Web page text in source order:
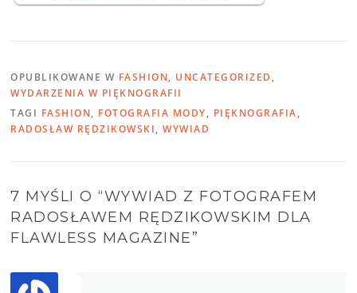
OPUBLIKOWANE W FASHION, UNCATEGORIZED ,
WYDARZENIA W PIĘKNOGRAFII
TAGI FASHION, FOTOGRAFIA MODY, PIĘKNOGRAFIA,
RADOSŁAW RĘDZIKOWSKI,WYWIAD
7 MYŚLI O “WYWIAD Z FOTOGRAFEM
RADOSŁAWEM RĘDZIKOWSKIM DLA
FLAWLESS MAGAZINE”